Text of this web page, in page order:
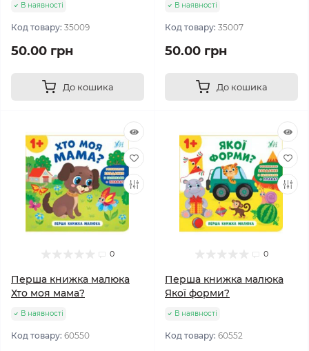
В наявності
Код товару: 35009
50.00 грн
До кошика
В наявності
Код товару: 35007
50.00 грн
До кошика
0
Перша книжка малюка
Хто моя мама?
В наявності
Код товару: 60550
0
Перша книжка малюка
Якої форми?
В наявності
Код товару: 60552